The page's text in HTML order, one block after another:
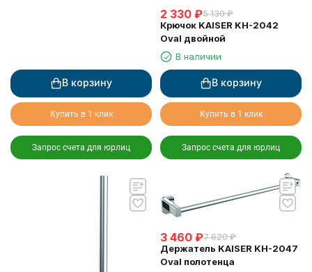
В корзину
Купить в 1 клик
Запрос счета для юрлиц
2 330 ₽5 130 ₽
Крючок KAISER KH-2042
Oval двойной
В наличии
В корзину
Купить в 1 клик
Запрос счета для юрлиц
3 460 ₽7 620 ₽
Держатель KAISER KH-2047
Oval полотенца